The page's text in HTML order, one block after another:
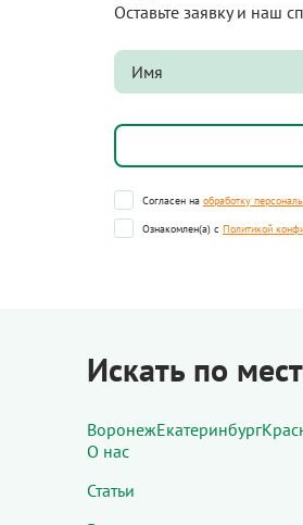
Оставьте заявку и наш
Согласен на обработку
Ознакомлен(а) с Политикой
Искать по
ВоронежЕкатеринбург
О нас
Статьи